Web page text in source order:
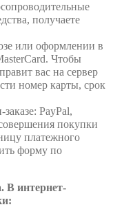
получаете
или оформлении в
Чтобы
вас на сервер
номер карты, срок
PayPal,
покупки
платежного
форму по
В интернет-